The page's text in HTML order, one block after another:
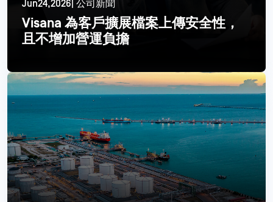
Jun24,2026| 公司新聞
Visana 為客戶擴展檔案上傳安全性，
且不增加營運負擔
閱讀更多